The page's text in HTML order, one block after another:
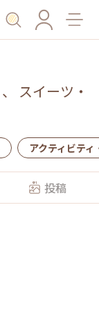
、 スイーツ・
アクティビティ
投稿